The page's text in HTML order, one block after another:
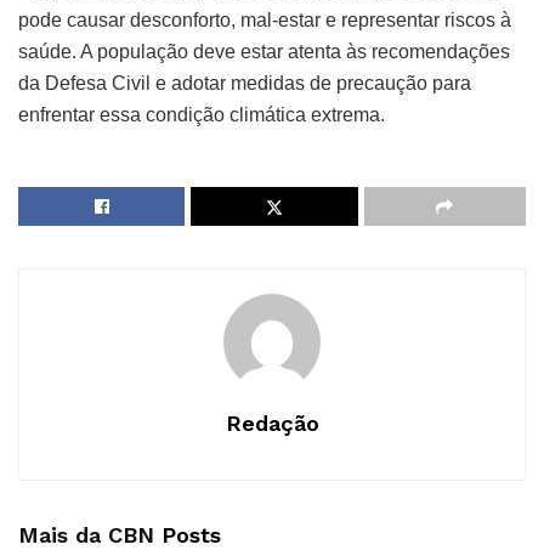
pode causar desconforto, mal-estar e representar riscos à
saúde. A população deve estar atenta às recomendações
da Defesa Civil e adotar medidas de precaução para
enfrentar essa condição climática extrema.
Redação
Mais da CBN Posts